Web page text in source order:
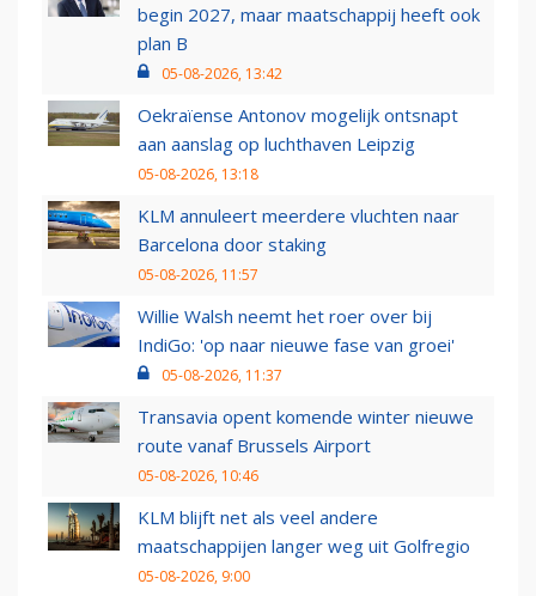
begin 2027, maar maatschappij heeft ook
plan B
05-08-2026, 13:42
Oekraïense Antonov mogelijk ontsnapt
aan aanslag op luchthaven Leipzig
05-08-2026, 13:18
KLM annuleert meerdere vluchten naar
Barcelona door staking
05-08-2026, 11:57
Willie Walsh neemt het roer over bij
IndiGo: 'op naar nieuwe fase van groei'
05-08-2026, 11:37
Transavia opent komende winter nieuwe
route vanaf Brussels Airport
05-08-2026, 10:46
KLM blijft net als veel andere
maatschappijen langer weg uit Golfregio
05-08-2026, 9:00